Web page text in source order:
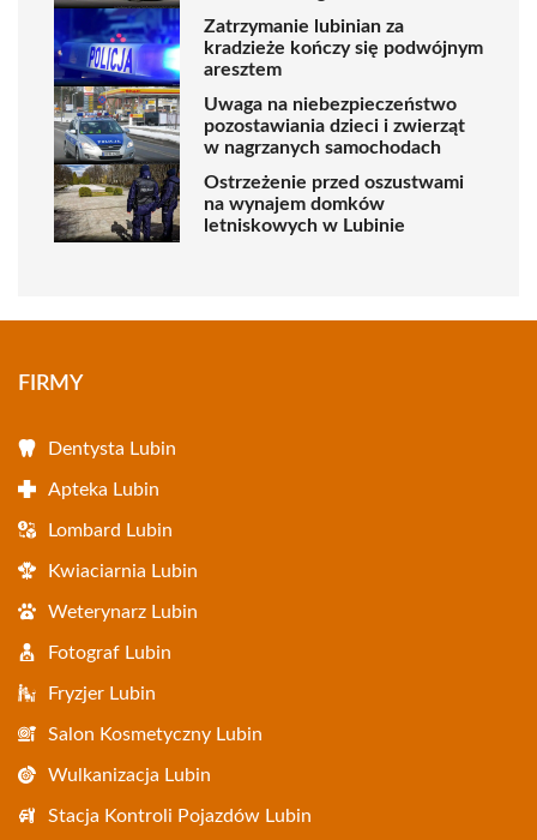
Zatrzymanie lubinian za
kradzieże kończy się podwójnym
aresztem
Uwaga na niebezpieczeństwo
pozostawiania dzieci i zwierząt
w nagrzanych samochodach
Ostrzeżenie przed oszustwami
na wynajem domków
letniskowych w Lubinie
FIRMY
Dentysta Lubin
Apteka Lubin
Lombard Lubin
Kwiaciarnia Lubin
Weterynarz Lubin
Fotograf Lubin
Fryzjer Lubin
Salon Kosmetyczny Lubin
Wulkanizacja Lubin
Stacja Kontroli Pojazdów Lubin